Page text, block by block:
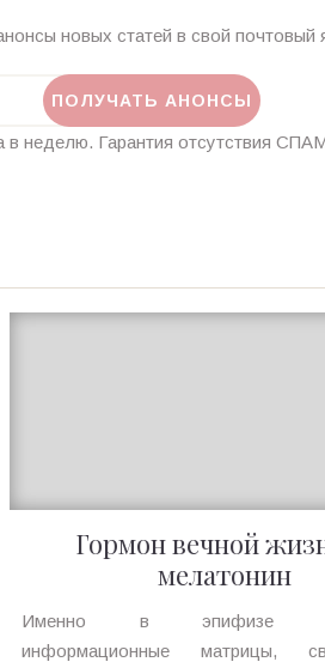
новых статей в свой почтовый
неделю. Гарантия отсутствия
Гормон вечной
мелатонин
Ирина
MagicTantra
Именно в эпифизе
информационные матрицы,